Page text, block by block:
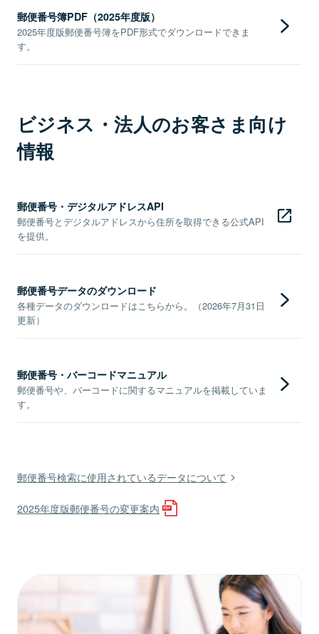
郵便番号簿PDF（2025年度版）
2025年度版郵便番号簿をPDF形式でダウンロードできま
す。
ビジネス・法人のお客さま向け
情報
郵便番号・デジタルアドレスAPI
郵便番号とデジタルアドレスから住所を取得できる公式API
を提供。
郵便番号データのダウンロード
各種データのダウンロードはこちらから。（2026年7月31日
更新）
郵便番号・バーコードマニュアル
郵便番号や、バーコードに関するマニュアルを掲載していま
す。
郵便番号検索に使用されているデータについて
2025年度版郵便番号の変更案内